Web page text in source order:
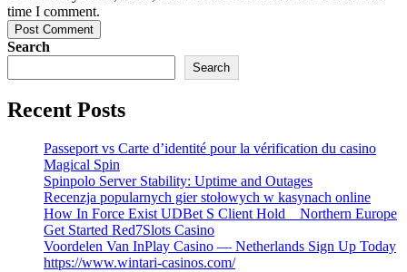
time I comment.
Post Comment
Search
Search
Recent Posts
Passeport vs Carte d’identité pour la vérification du casino
Magical Spin
Spinpolo Server Stability: Uptime and Outages
Recenzja popularnych gier stołowych w kasynach online
How In Force Exist UDBet S Client Hold _ Northern Europe
Get Started Red7Slots Casino
Voordelen Van InPlay Casino — Netherlands Sign Up Today
https://www.wintari-casinos.com/